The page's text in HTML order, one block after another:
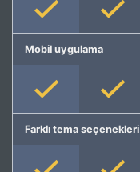
Mobil uygulama
Farklı tema seçenekleri